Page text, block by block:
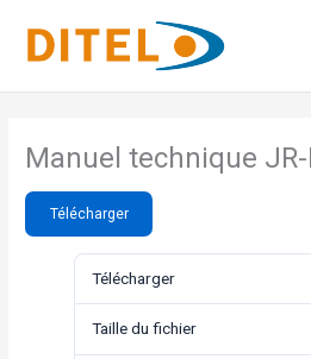
contenu
Manuel technique JR-
Télécharger
Télécharger
Taille du fichier